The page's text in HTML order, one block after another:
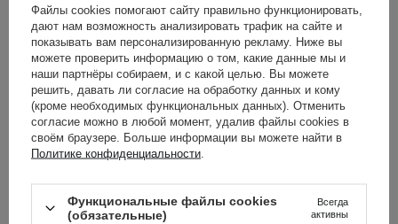
AESTURA - Atobarrier 365
Anua - Heartleaf
Файлы cookies помогают сайту правильно функционировать,
дают нам возможность анализировать трафик на сайте и
показывать вам персонализированную рекламу. Ниже вы
можете проверить информацию о том, какие данные мы и
наши партнёры собираем, и с какой целью. Вы можете
решить, давать ли согласие на обработку данных и кому
(кроме необходимых функциональных данных). Отменить
согласие можно в любой момент, удалив файлы cookies в
своём браузере. Больше информации вы можете найти в
Политике конфиденциальности
Функциональные файлы cookies
(обязательные)
Всегда
активны